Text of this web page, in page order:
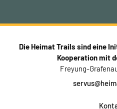
Die Heimat Trails sind eine
Kooperation mit
Freyung-